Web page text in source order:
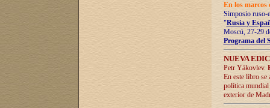
En los marcos
Simposio ruso-
"Rusia y
Moscú, 27-29
Programa del
NUEVA
Petr Yákovlev.
En este libro se
política mundial
exterior de